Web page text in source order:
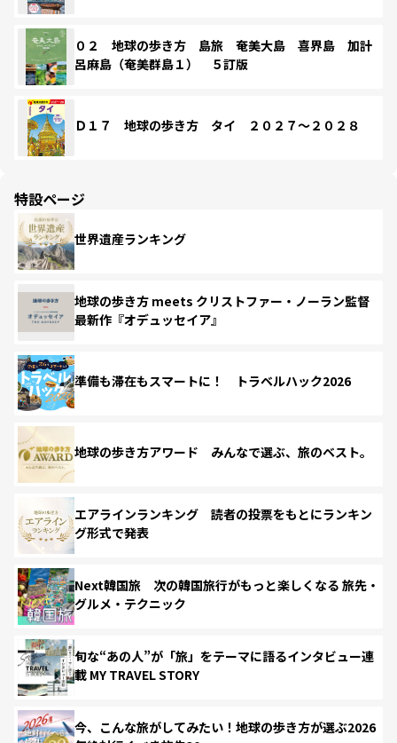
０２ 地球の歩き方 島旅 奄美大島 喜界島 加計
呂麻島（奄美群島１） ５訂版
Ｄ１７ 地球の歩き方 タイ ２０２７～２０２８
特設ページ
世界遺産ランキング
地球の歩き方 meets クリストファー・ノーラン監督
最新作『オデュッセイア』
準備も滞在もスマートに！ トラベルハック2026
地球の歩き方アワード みんなで選ぶ、旅のベスト。
エアラインランキング 読者の投票をもとにランキン
グ形式で発表
Next韓国旅 次の韓国旅行がもっと楽しくなる 旅先・
グルメ・テクニック
旬な“あの人”が「旅」をテーマに語るインタビュー連
載 MY TRAVEL STORY
今、こんな旅がしてみたい！地球の歩き方が選ぶ2026